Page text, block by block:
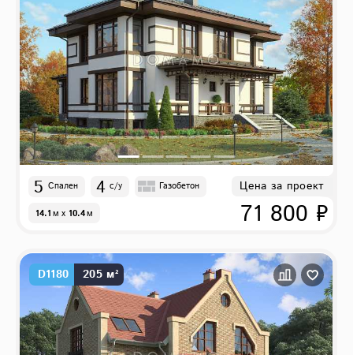
5 Спален 4 с/у Газобетон
14.1м x 10.4м
Цена за проект
71 800 ₽
D1180 205 м²